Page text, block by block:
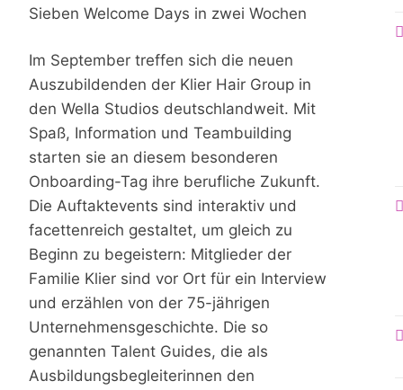
Sieben Welcome Days in zwei Wochen
Im September treffen sich die neuen
Auszubildenden der Klier Hair Group in
den Wella Studios deutschlandweit. Mit
Spaß, Information und Teambuilding
starten sie an diesem besonderen
Onboarding-Tag ihre berufliche Zukunft.
Die Auftaktevents sind interaktiv und
facettenreich gestaltet, um gleich zu
Beginn zu begeistern: Mitglieder der
Familie Klier sind vor Ort für ein Interview
und erzählen von der 75-jährigen
Unternehmensgeschichte. Die so
genannten Talent Guides, die als
Ausbildungsbegleiterinnen den